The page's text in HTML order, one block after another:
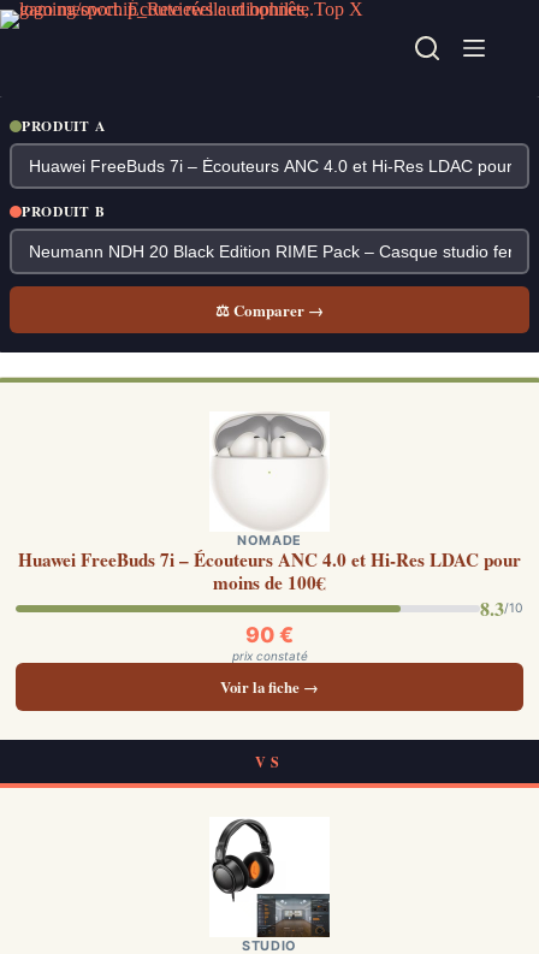
Passer
au
PRODUIT A
PRODUIT B
⚖ Comparer →
NOMADE
Huawei FreeBuds 7i – Écouteurs ANC 4.0 et Hi-Res LDAC pour
moins de 100€
8.3/10
90 €
prix constaté
Voir la fiche →
VS
STUDIO